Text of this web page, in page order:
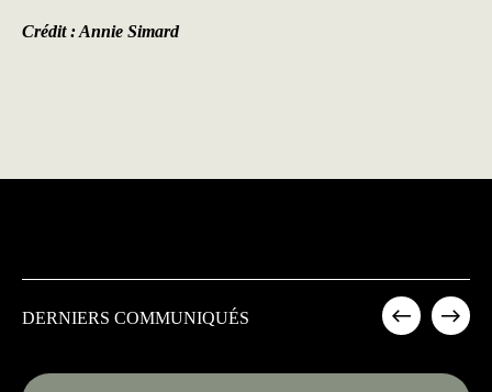
Crédit : Annie Simard
DERNIERS COMMUNIQUÉS